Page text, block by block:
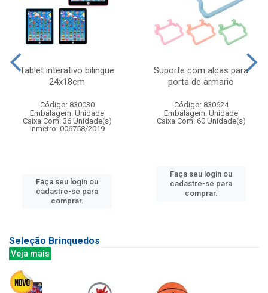
Tablet interativo bilingue
24x18cm
Código: 830030
Embalagem: Unidade
Caixa Com: 36 Unidade(s)
Inmetro: 006758/2019
Faça seu login ou
cadastre-se para
comprar.
Suporte com alcas para
porta de armario
Código: 830624
Embalagem: Unidade
Caixa Com: 60 Unidade(s)
Faça seu login ou
cadastre-se para
comprar.
Seleção Brinquedos
Veja mais